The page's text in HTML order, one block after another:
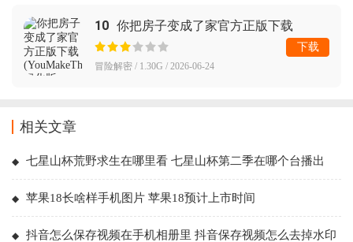
10 你把房子变成了家官方正版下载
(YouMakeThisHouseaHome)
冒险解密 / 1.30G / 2026-06-24
下载
相关文章
七星山杯荒野求生在哪里看 七星山杯第二季在哪个台播出
苹果18长啥样手机图片 苹果18预计上市时间
抖音怎么保存视频在手机相册里 抖音保存视频怎么去掉水印